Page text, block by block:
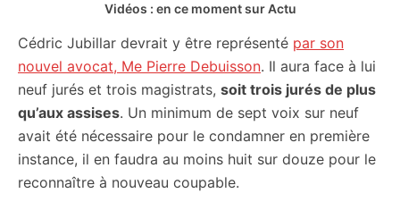
Vidéos : en ce moment sur Actu
Cédric Jubillar devrait y être représenté par son
nouvel avocat, Me Pierre Debuisson. Il aura face à lui
neuf jurés et trois magistrats, soit trois jurés de plus
qu’aux assises. Un minimum de sept voix sur neuf
avait été nécessaire pour le condamner en première
instance, il en faudra au moins huit sur douze pour le
reconnaître à nouveau coupable.